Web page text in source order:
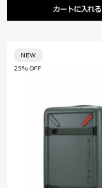
カートに入れる
25% OFF
NEW